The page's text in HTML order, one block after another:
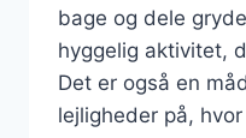
bage og dele
hyggelig aktivitet,
Det er også en
lejligheder på,